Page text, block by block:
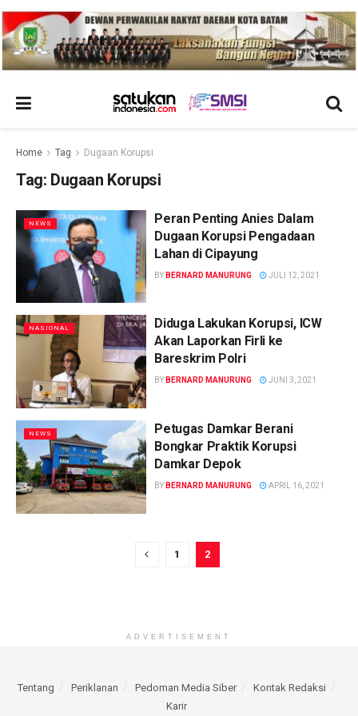
Home Tag Dugaan Korupsi
Tag: Dugaan Korupsi
NEWS
Peran Penting Anies Dalam
Dugaan Korupsi Pengadaan
Lahan di Cipayung
BY BERNARD MANURUNG JULI 12, 2021
NASIONAL
Diduga Lakukan Korupsi, ICW
Akan Laporkan Firli ke
Bareskrim Polri
BY BERNARD MANURUNG JUNI 3, 2021
NEWS
Petugas Damkar Berani
Bongkar Praktik Korupsi
Damkar Depok
BY BERNARD MANURUNG APRIL 16, 2021
1 2
ADVERTISEMENT
Tentang Periklanan Pedoman Media Siber
Kontak Redaksi
Karir